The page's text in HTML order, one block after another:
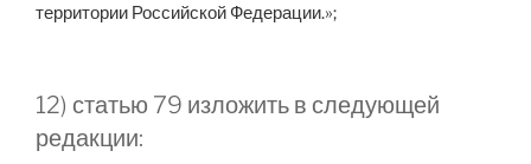
территории Российской Федерации.»;
12) статью 79 изложить в следующей
редакции: